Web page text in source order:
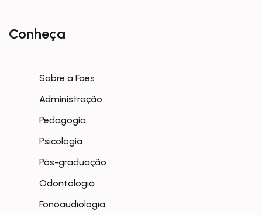
Conheça
Sobre a Faes
Administração
Pedagogia
Psicologia
Pós-graduação
Odontologia
Fonoaudiologia